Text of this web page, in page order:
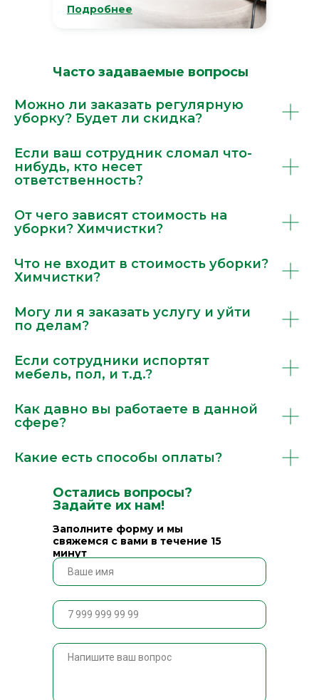
Подробнее
Часто задаваемые вопросы
Можно ли заказать регулярную
уборку? Будет ли скидка?
Если ваш сотрудник сломал что-
нибудь, кто несет
ответственность?
От чего зависят стоимость на
уборки? Химчистки?
Что не входит в стоимость уборки?
Химчистки?
Могу ли я заказать услугу и уйти
по делам?
Если сотрудники испортят
мебель, пол, и т.д.?
Как давно вы работаете в данной
сфере?
Какие есть способы оплаты?
Заполните форму и мы
свяжемся с вами в течение 15
минут
Остались вопросы?
Задайте их нам!